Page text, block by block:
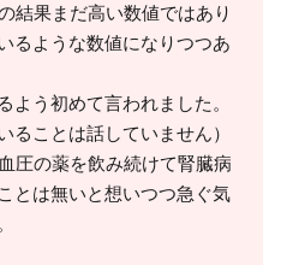
結果まだ高い数値ではあり
るような数値になりつつあ
よう初めて言われました。
ることは話していません）
圧の薬を飲み続けて腎臓病
とは無いと想いつつ急ぐ気